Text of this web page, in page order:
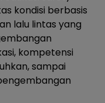
kondisi berbasis
lalu lintas yang
kompetensi
sampai